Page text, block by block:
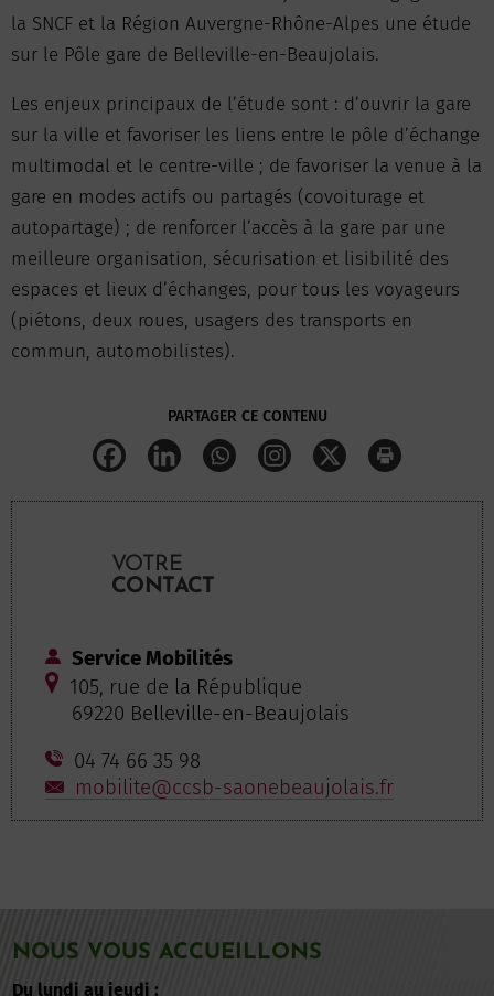
la SNCF et la Région Auvergne-Rhône-Alpes une étude
sur le Pôle gare de Belleville-en-Beaujolais.
Les enjeux principaux de l’étude sont : d’ouvrir la gare
sur la ville et favoriser les liens entre le pôle d’échange
multimodal et le centre-ville ; de favoriser la venue à la
gare en modes actifs ou partagés (covoiturage et
autopartage) ; de renforcer l’accès à la gare par une
meilleure organisation, sécurisation et lisibilité des
espaces et lieux d’échanges, pour tous les voyageurs
(piétons, deux roues, usagers des transports en
commun, automobilistes).
PARTAGER CE CONTENU
VOTRE
CONTACT
Service Mobilités
105, rue de la République
69220 Belleville-en-Beaujolais
04 74 66 35 98
mobilite@ccsb-saonebeaujolais.fr
NOUS VOUS ACCUEILLONS
Du lundi au jeudi :